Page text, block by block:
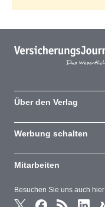
Besuchen Sie uns auch hier
Über den Verlag
Werbung schalten
Mitarbeiten